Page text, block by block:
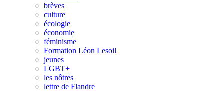
brèves
culture
écologie
économie
féminisme
Formation Léon Lesoil
jeunes
LGBT+
les nôtres
lettre de Flandre